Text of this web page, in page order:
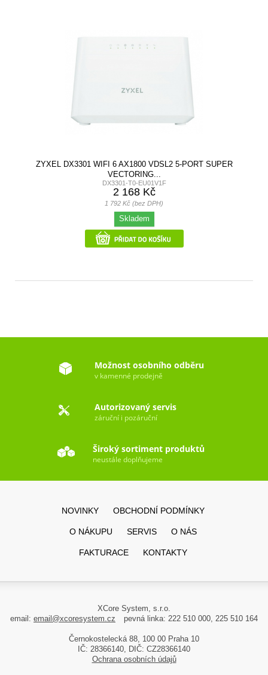
ZYXEL DX3301 WIFI 6 AX1800 VDSL2 5-PORT SUPER
VECTORING...
DX3301-T0-EU01V1F
2 168 Kč
1 792 Kč (bez DPH)
Skladem
Možnost osobního odběru
v kamenné prodejně
Autorizovaný servis
záruční i pozáruční
Široký sortiment produktů
neustále doplňujeme
NOVINKY OBCHODNÍ PODMÍNKY
O NÁKUPU SERVIS O NÁS
FAKTURACE KONTAKTY
XCore System, s.r.o.
email: email@xcoresystem.cz pevná linka: 222 510 000, 225 510 164
Černokostelecká 88, 100 00 Praha 10
IČ: 28366140, DIČ: CZ28366140
Ochrana osobních údajů